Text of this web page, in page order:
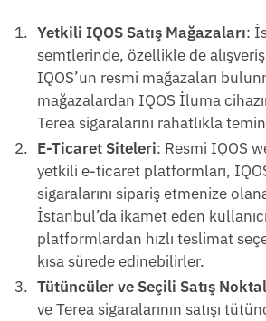
Yetkili IQOS Satış Mağazaları:
semtlerinde, özellikle de
IQOS’un resmi mağazaları
mağazalardan IQOS İluma
Terea sigaralarını rahatlıkla
E-Ticaret Siteleri: Resmi IQOS
yetkili e-ticaret platformları,
sigaralarını sipariş etmenize
İstanbul’da ikamet eden
platformlardan hızlı teslimat
kısa sürede edinebilirler.
Tütüncüler ve Seçili Satış
ve Terea sigaralarının satışı